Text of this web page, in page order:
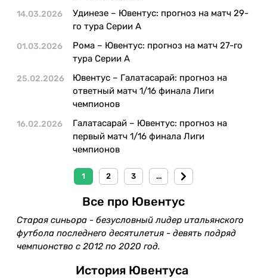
14.03.2026
Удинезе – Ювентус: прогноз на матч 29-
го тура Серии А
01.03.2026
Рома – Ювентус: прогноз на матч 27-го
тура Серии А
25.02.2026
Ювентус – Галатасарай: прогноз на
ответный матч 1/16 финала Лиги
чемпионов
16.02.2026
Галатасарай – Ювентус: прогноз на
первый матч 1/16 финала Лиги
чемпионов
1 2 3 ...
Все про Ювентус
Старая синьора - безусловный лидер итальянского
футбола последнего десятилетия - девять подряд
чемпионство с 2012 по 2020 год.
История Ювентуса